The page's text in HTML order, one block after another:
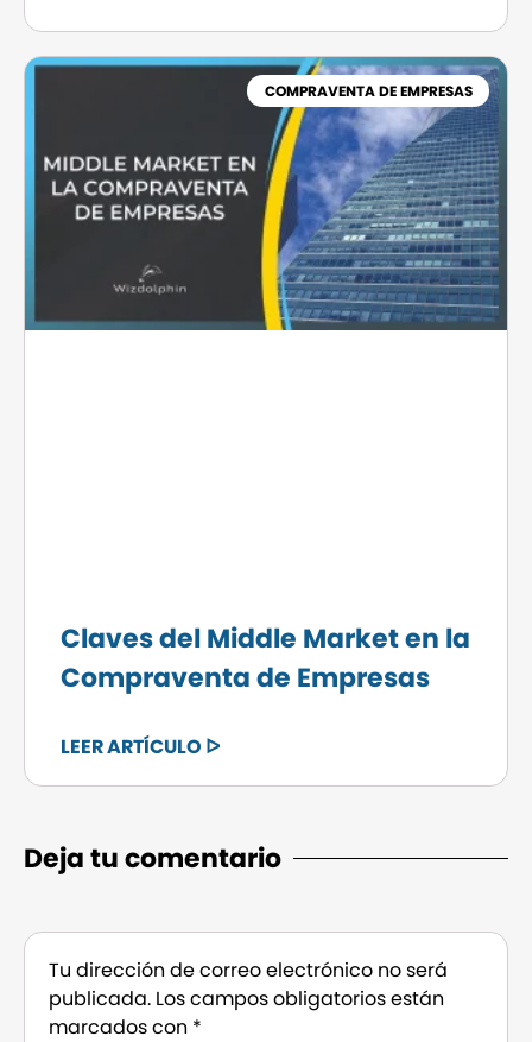
COMPRAVENTA DE EMPRESAS
Claves del Middle Market en la
Compraventa de Empresas
LEER ARTÍCULO ᐅ
Deja tu comentario
Tu dirección de correo electrónico no será
publicada. Los campos obligatorios están
marcados con *